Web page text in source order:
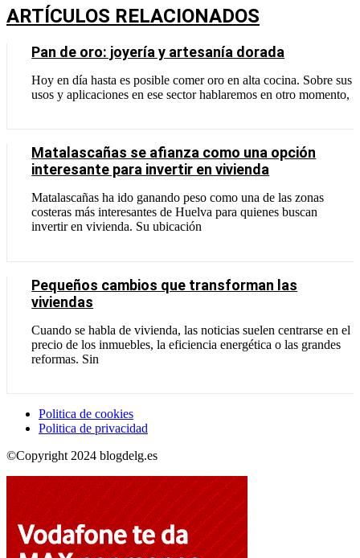
ARTÍCULOS RELACIONADOS
Pan de oro: joyería y artesanía dorada
Hoy en día hasta es posible comer oro en alta cocina. Sobre sus
usos y aplicaciones en ese sector hablaremos en otro momento,
Matalascañas se afianza como una opción
interesante para invertir en vivienda
Matalascañas ha ido ganando peso como una de las zonas
costeras más interesantes de Huelva para quienes buscan
invertir en vivienda. Su ubicación
Pequeños cambios que transforman las
viviendas
Cuando se habla de vivienda, las noticias suelen centrarse en el
precio de los inmuebles, la eficiencia energética o las grandes
reformas. Sin
Politica de cookies
Politica de privacidad
©Copyright 2024 blogdelg.es